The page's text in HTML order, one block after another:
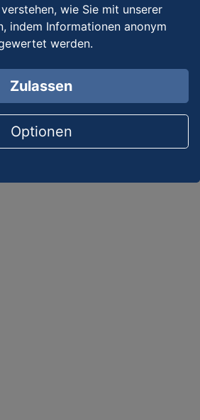
wie Sie mit unserer
indem Informationen anonym
werden.
Zulassen
Optionen